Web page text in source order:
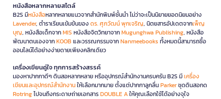
หนังสือหลากหลายสไตล์
B2S มีหนังสือหลากหลายแนวจากสำนักพิมพ์ชั้นนำ ไม่ว่าจะเป็นนิยายยอดนิยมอย่าง
Lavender, ตำราเรียนเข้มข้นของดร. ศุภวัฒน์ พุกเจริญ, นิตยสารอัปเดตจากเพ็ญ
บุญ, หนังสือเด็กจากMIS หนังสือจิตวิทยาจากMugunghwa Publishing, หนังสือ
พัฒนาตนเองจากKOOB และวรรณกรรมจากNanmeebooks ทั้งหมดนี้สามารถซื้อ
ออนไลน์ได้อย่างง่ายดายเพียงคลิกเดียว
เครื่องเขียนคู่ใจ ทุกการสร้างสรรค์
มองหาปากกาดีๆ ดินสอหลากหลาย หรืออุปกรณ์สำนักงานครบครัน B2S มีเครื่อง
เขียนและอุปกรณ์สำนักงานให้เลือกมากมาย ตั้งแต่ปากกาลูกลื่นParkerชุดดินสอกด
Rotringไปจนถึงกระดาษถ่ายเอกสารDOUBLE Aให้คุณเลือกใช้ได้อย่างจุใจ